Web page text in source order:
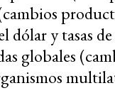
y tasas
globales